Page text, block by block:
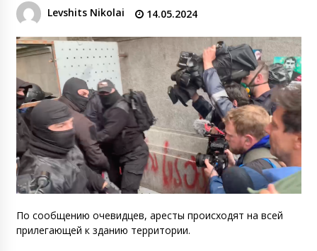
Levshits Nikolai 14.05.2024
По сообщению очевидцев, аресты происходят на всей
прилегающей к зданию территории.